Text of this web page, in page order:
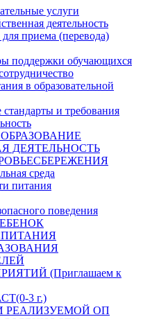
услуги
деятельность
приема (перевода)
поддержки обучающихся
в образовательной
и требования
ДЕЯТЕЛЬНОСТЬ
среда
питания
поведения
(Приглашаем к
3 г.)
РЕАЛИЗУЕМОЙ ОП